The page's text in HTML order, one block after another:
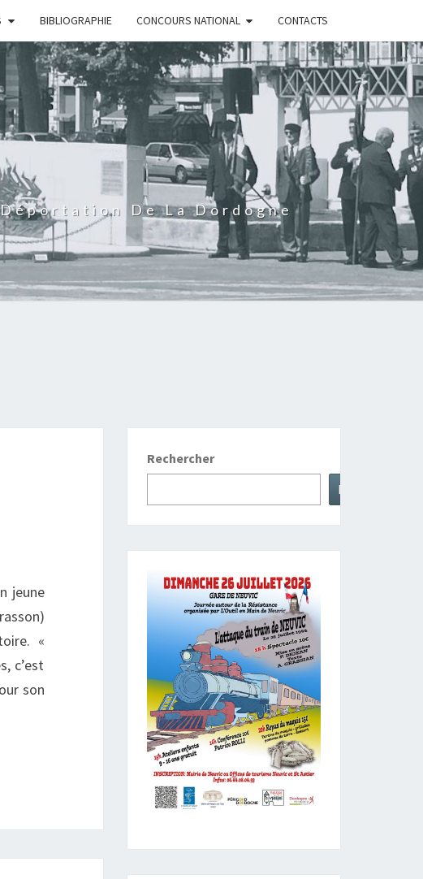
BIBLIOGRAPHIE CONCOURS NATIONAL CONTACTS
De La Dordogne
jeune
«
c’est
son
Rechercher
Rechercher